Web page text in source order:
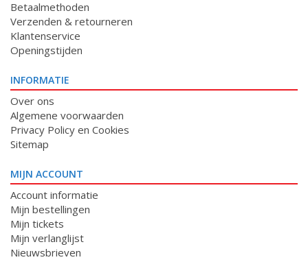
Betaalmethoden
Verzenden & retourneren
Klantenservice
Openingstijden
INFORMATIE
Over ons
Algemene voorwaarden
Privacy Policy en Cookies
Sitemap
MIJN ACCOUNT
Account informatie
Mijn bestellingen
Mijn tickets
Mijn verlanglijst
Nieuwsbrieven